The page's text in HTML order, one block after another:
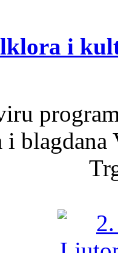
i
i blagdana